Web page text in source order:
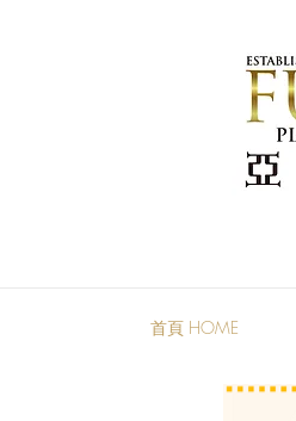
首頁 HOME